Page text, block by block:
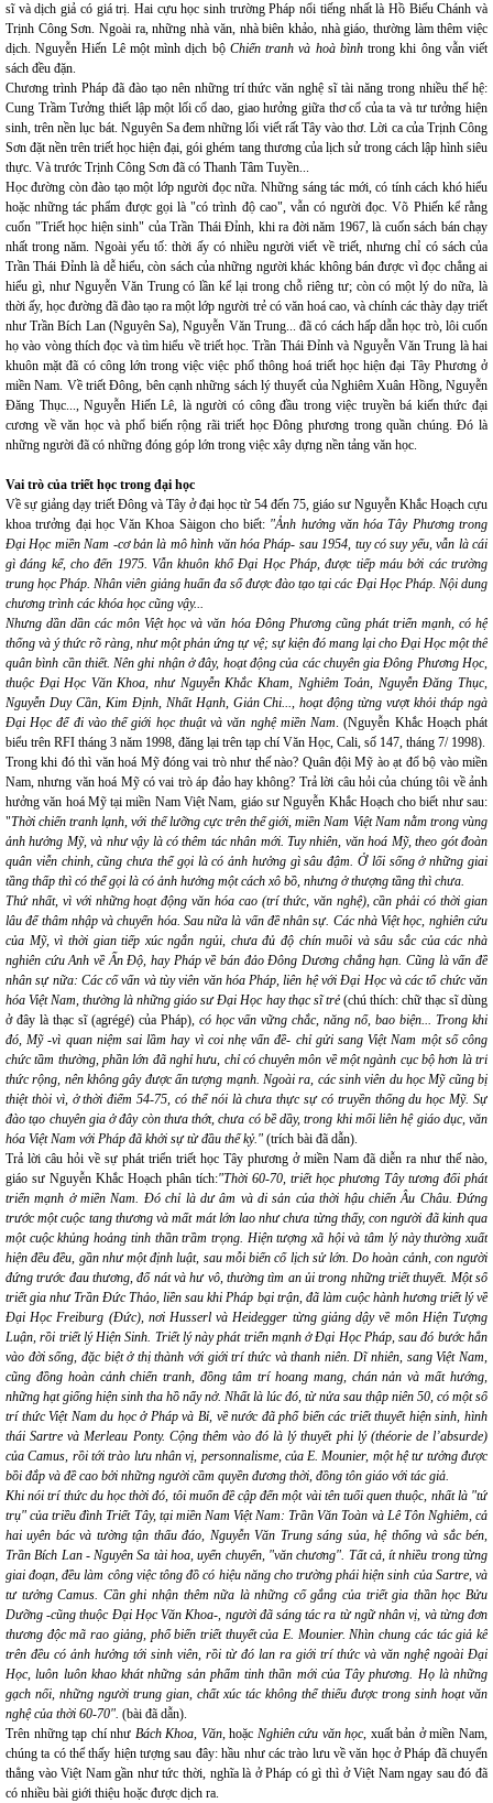
sĩ và dịch giả có giá trị. Hai cựu học sinh trường Pháp nổi tiếng nhất là Hồ Biểu Chánh và
Trịnh Công Sơn. Ngoài ra, những nhà văn, nhà biên khảo, nhà giáo, thường làm thêm việc
dịch. Nguyễn Hiến Lê một mình dịch bộ Chiến tranh và hoà bìnhtrong khi ông vẫn viết
sách đều đặn.
Chương trình Pháp đã đào tạo nên những trí thức văn nghệ sĩ tài năng trong nhiều thế hệ:
Cung Trầm Tưởng thiết lập một lối cổ dao, giao hưởng giữa thơ cổ của ta và tư tưởng hiện
sinh, trên nền lục bát. Nguyên Sa đem những lối viết rất Tây vào thơ. Lời ca của Trịnh Công
Sơn đặt nền trên triết học hiện đại, gói ghém tang thương của lịch sử trong cách lập hình siêu
thực. Và trước Trịnh Công Sơn đã có Thanh Tâm Tuyền...
Học đường còn đào tạo một lớp người đọc nữa. Những sáng tác mới, có tính cách khó hiểu
hoặc những tác phẩm được gọi là "có trình độ cao", vẫn có người đọc. Võ Phiến kể rằng
cuốn "Triết học hiện sinh" của Trần Thái Đỉnh, khi ra đời năm 1967, là cuốn sách bán chạy
nhất trong năm. Ngoài yếu tố: thời ấy có nhiều người viết về triết, nhưng chỉ có sách của
Trần Thái Đỉnh là dễ hiểu, còn sách của những người khác không bán được vì đọc chẳng ai
hiểu gì, như Nguyễn Văn Trung có lần kể lại trong chỗ riêng tư; còn có một lý do nữa, là
thời ấy, học đường đã đào tạo ra một lớp người trẻ có văn hoá cao, và chính các thày dạy triết
như Trần Bích Lan (Nguyên Sa), Nguyễn Văn Trung... đã có cách hấp dẫn học trò, lôi cuốn
họ vào vòng thích đọc và tìm hiểu về triết học. Trần Thái Đỉnh và Nguyễn Văn Trung là hai
khuôn mặt đã có công lớn trong việc việc phổ thông hoá triết học hiện đại Tây Phương ở
miền Nam. Về triết Đông, bên cạnh những sách lý thuyết của Nghiêm Xuân Hồng, Nguyễn
Đăng Thục..., Nguyễn Hiến Lê, là người có công đầu trong việc truyền bá kiến thức đại
cương về văn học và phổ biến rộng rãi triết học Đông phương trong quần chúng. Đó là
những người đã có những đóng góp lớn trong việc xây dựng nền tảng văn học.
Vai trò của triết học trong đại học
Về sự giảng dạy triết Đông và Tây ở đại học từ 54 đến 75, giáo sư Nguyễn Khắc Hoạch cựu
khoa trưởng đại học Văn Khoa Sàigon cho biết: "Ảnh hưởng văn hóa Tây Phương trong
Đại Học miền Nam -cơ bản là mô hình văn hóa Pháp- sau 1954, tuy có suy yếu, vẫn là cái
gì đáng kể, cho đến 1975. Vẫn khuôn khổ Đại Học Pháp, được tiếp máu bởi các trường
trung học Pháp. Nhân viên giảng huấn đa số được đào tạo tại các Đại Học Pháp. Nội dung
chương trình các khóa học cũng vậy...
Nhưng dần dần các môn Việt học và văn hóa Đông Phương cũng phát triển mạnh, có hệ
thống và ý thức rõ ràng, như một phản ứng tự vệ; sự kiện đó mang lại cho Đại Học một thế
quân bình cần thiết. Nên ghi nhận ở đây, hoạt động của các chuyên gia Đông Phương Học,
thuộc Đại Học Văn Khoa, như Nguyễn Khắc Kham, Nghiêm Toản, Nguyễn Đăng Thục,
Nguyễn Duy Cần, Kim Định, Nhất Hạnh, Giản Chi..., hoạt động từng vượt khỏi tháp ngà
Đại Học để đi vào thế giới học thuật và văn nghệ miền Nam. (Nguyễn Khắc Hoạch phát
biểu trên RFI tháng 3 năm 1998, đăng lại trên tạp chí Văn Học, Cali, số 147, tháng 7/ 1998).
Trong khi đó thì văn hoá Mỹ đóng vai trò như thế nào? Quân đội Mỹ ào ạt đổ bộ vào miền
Nam, nhưng văn hoá Mỹ có vai trò áp đảo hay không? Trả lời câu hỏi của chúng tôi về ảnh
hưởng văn hoá Mỹ tại miền Nam Việt Nam, giáo sư Nguyễn Khắc Hoạch cho biết như sau:
"Thời chiến tranh lạnh, với thế lưỡng cực trên thế giới, miền Nam Việt Nam nằm trong vùng
ảnh hưởng Mỹ, và như vậy là có thêm tác nhân mới. Tuy nhiên, văn hoá Mỹ, theo gót đoàn
quân viễn chinh, cũng chưa thể gọi là có ảnh hưởng gì sâu đậm. Ở lối sống ở những giai
tầng thấp thì có thể gọi là có ảnh hưởng một cách xô bồ, nhưng ở thượng tầng thì chưa.
Thứ nhất, vì với những hoạt động văn hóa cao (trí thức, văn nghệ), cần phải có thời gian
lâu để thâm nhập và chuyển hóa. Sau nữa là vấn đề nhân sự. Các nhà Việt học, nghiên cứu
của Mỹ, vì thời gian tiếp xúc ngắn ngủi, chưa đủ độ chín muồi và sâu sắc của các nhà
nghiên cứu Anh về Ấn Độ, hay Pháp về bán đảo Đông Dương chẳng hạn. Cũng là vấn đề
nhân sự nữa: Các cố vấn và tùy viên văn hóa Pháp, liên hệ với Đại Học và các tổ chức văn
hóa Việt Nam, thường là những giáo sư Đại Học hay thạc sĩ trẻ (chú thích: chữ thạc sĩ dùng
ở đây là thạc sĩ (agrégé) của Pháp), có học vấn vững chắc, năng nổ, bao biện... Trong khi
đó, Mỹ -vì quan niệm sai lầm hay vì coi nhẹ vấn đề- chỉ gửi sang Việt Nam một số công
chức tầm thường, phần lớn đã nghỉ hưu, chỉ có chuyên môn về một ngành cục bộ hơn là trí
thức rộng, nên không gây được ấn tượng mạnh. Ngoài ra, các sinh viên du học Mỹ cũng bị
thiệt thòi vì, ở thời điểm 54-75, có thể nói là chưa thực sự có truyền thống du học Mỹ. Sự
đào tạo chuyên gia ở đây còn thưa thớt, chưa có bề dầy, trong khi mối liên hệ giáo dục, văn
hóa Việt Nam với Pháp đã khởi sự từ đầu thế kỷ." (trích bài đã dẫn).
Trả lời câu hỏi về sự phát triển triết học Tây phương ở miền Nam đã diễn ra như thế nào,
giáo sư Nguyễn Khắc Hoạch phân tích:"Thời 60-70, triết học phương Tây tương đối phát
triển mạnh ở miền Nam. Đó chỉ là dư âm và di sản của thời hậu chiến Âu Châu. Đứng
trước một cuộc tang thương và mất mát lớn lao như chưa từng thấy, con người đã kinh qua
một cuộc khủng hoảng tinh thần trầm trọng. Hiện tượng xã hội và tâm lý này thường xuất
hiện đều đều, gần như một định luật, sau mỗi biến cố lịch sử lớn. Do hoàn cảnh, con người
đứng trước đau thương, đổ nát và hư vô, thường tìm an ủi trong những triết thuyết. Một số
triết gia như Trần Đức Thảo, liền sau khi Pháp bại trận, đã làm cuộc hành hương triết lý về
Đại Học Freiburg (Đức), nơi Husserl và Heidegger từng giảng dậy về môn Hiện Tượng
Luận, rồi triết lý Hiện Sinh. Triết lý này phát triển mạnh ở Đại Học Pháp, sau đó bước hẳn
vào đời sống, đặc biệt ở thị thành với giới trí thức và thanh niên. Dĩ nhiên, sang Việt Nam,
cũng đồng hoàn cảnh chiến tranh, đồng tâm trí hoang mang, chán nản và mất hướng,
những hạt giống hiện sinh tha hồ nẩy nở. Nhất là lúc đó, từ nửa sau thập niên 50, có một số
trí thức Việt Nam du học ở Pháp và Bỉ, về nước đã phổ biến các triết thuyết hiện sinh, hình
thái Sartre và Merleau Ponty. Cộng thêm vào đó là lý thuyết phi lý (théorie de l’absurde)
của Camus, rồi tới trào lưu nhân vị, personnalisme, của E. Mounier, một hệ tư tưởng được
bồi đắp và đề cao bởi những người cầm quyền đương thời, đồng tôn giáo với tác giả.
Khi nói trí thức du học thời đó, tôi muốn đề cập đến một vài tên tuổi quen thuộc, nhất là "tứ
trụ" của triều đình Triết Tây, tại miền Nam Việt Nam: Trần Văn Toàn và Lê Tôn Nghiêm, cả
hai uyên bác và tường tận thấu đáo, Nguyễn Văn Trung sáng sủa, hệ thống và sắc bén,
Trần Bích Lan - Nguyên Sa tài hoa, uyển chuyển, "văn chương". Tất cả, ít nhiều trong từng
giai đoạn, đều làm công việc tông đồ có hiệu năng cho trường phái hiện sinh của Sartre, và
tư tưởng Camus. Cần ghi nhận thêm nữa là những cố gắng của triết gia thần học Bửu
Dưỡng -cũng thuộc Đại Học Văn Khoa-, người đã sáng tác ra từ ngữ nhân vị, và từng đơn
thương độc mã rao giảng, phổ biến triết thuyết của E. Mounier. Nhìn chung các tác giả kể
trên đều có ảnh hưởng tới sinh viên, rồi từ đó lan ra giới trí thức và văn nghệ ngoài Đại
Học, luôn luôn khao khát những sản phẩm tinh thần mới của Tây phương. Họ là những
gạch nối, những người trung gian, chất xúc tác không thể thiếu được trong sinh hoạt văn
nghệ của thời 60-70". (bài đã dẫn).
Trên những tạp chí như Bách Khoa, Văn, hoặc Nghiên cứu văn học, xuất bản ở miền Nam,
chúng ta có thể thấy hiện tượng sau đây: hầu như các trào lưu về văn học ở Pháp đã chuyển
thẳng vào Việt Nam gần như tức thời, nghĩa là ở Pháp có gì thì ở Việt Nam ngay sau đó đã
có nhiều bài giới thiệu hoặc được dịch ra.